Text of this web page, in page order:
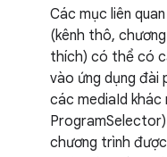
Các mục liên
(kênh thô,
thích) có thể có
vào ứng dụng
các mediaId khác
chương trình